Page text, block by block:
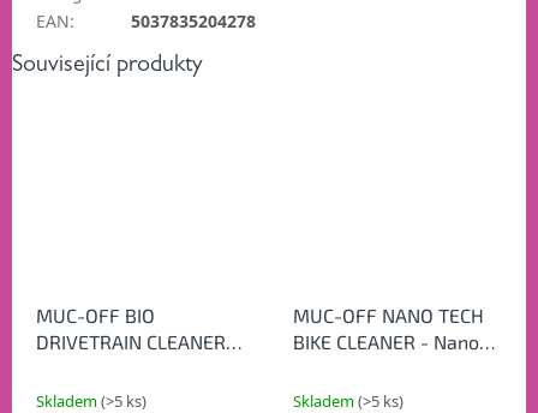
EAN: 5037835204278
Související produkty
MUC-OFF BIO
DRIVETRAIN CLEANER
bio čistič na řetězy
Skladem(>5 ks)
MUC-OFF NANO TECH
BIKE CLEANER - Nano
Skladem(>5 ks)